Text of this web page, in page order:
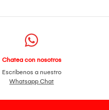
Chatea con nosotros
Escríbenos a nuestro
Whatsapp Chat